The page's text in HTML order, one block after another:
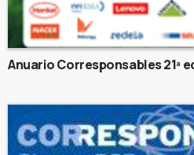
Anuario Corresponsables 21ª